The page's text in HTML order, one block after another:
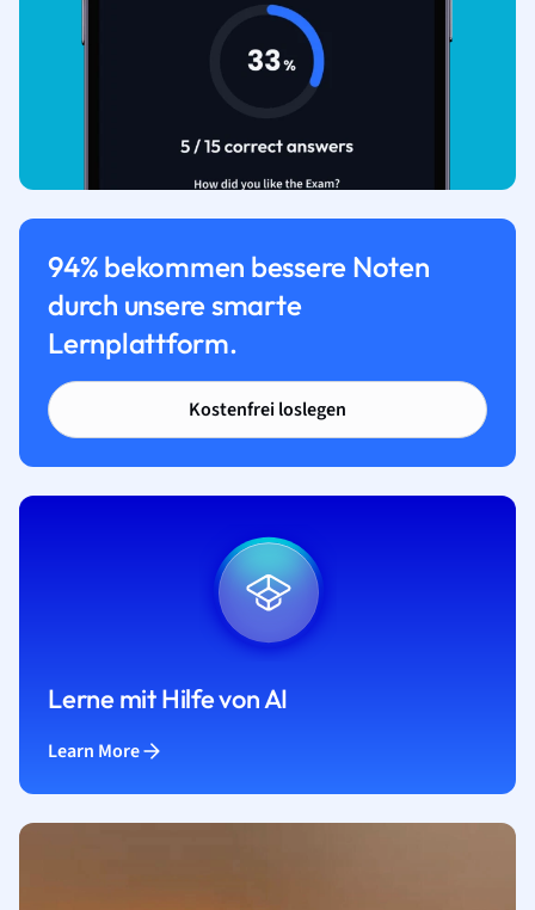
94% bekommen bessere Noten
durch unsere smarte
Lernplattform.
Kostenfrei loslegen
Lerne mit Hilfe von AI
Learn More